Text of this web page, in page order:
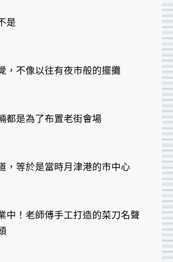
是
，不像以往有夜市般的擺攤
都是為了布置老街會場
，等於是當時月津港的市中心
中！老師傅手工打造的菜刀名聲